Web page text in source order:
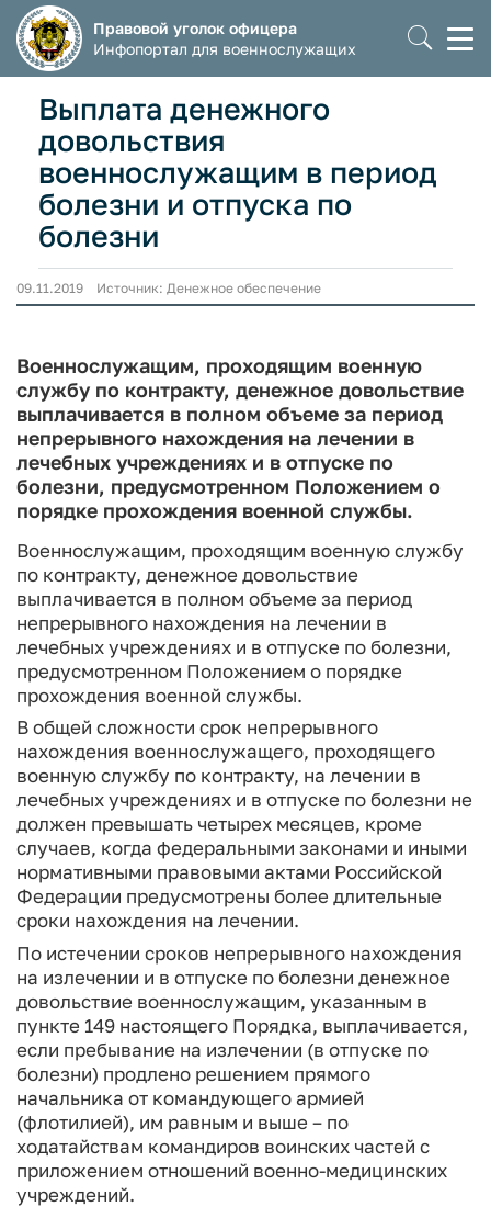
Правовой уголок офицера
Инфопортал для военнослужащих
Выплата денежного
довольствия
военнослужащим в период
болезни и отпуска по
болезни
09.11.2019 Источник: Денежное обеспечение
Военнослужащим, проходящим военную
службу по контракту, денежное довольствие
выплачивается в полном объеме за период
непрерывного нахождения на лечении в
лечебных учреждениях и в отпуске по
болезни, предусмотренном Положением о
порядке прохождения военной службы.
Военнослужащим, проходящим военную службу
по контракту, денежное довольствие
выплачивается в полном объеме за период
непрерывного нахождения на лечении в
лечебных учреждениях и в отпуске по болезни,
предусмотренном Положением о порядке
прохождения военной службы.
В общей сложности срок непрерывного
нахождения военнослужащего, проходящего
военную службу по контракту, на лечении в
лечебных учреждениях и в отпуске по болезни не
должен превышать четырех месяцев, кроме
случаев, когда федеральными законами и иными
нормативными правовыми актами Российской
Федерации предусмотрены более длительные
сроки нахождения на лечении.
По истечении сроков непрерывного нахождения
на излечении и в отпуске по болезни денежное
довольствие военнослужащим, указанным в
пункте 149 настоящего Порядка, выплачивается,
если пребывание на излечении (в отпуске по
болезни) продлено решением прямого
начальника от командующего армией
(флотилией), им равным и выше – по
ходатайствам командиров воинских частей с
приложением отношений военно-медицинских
учреждений.